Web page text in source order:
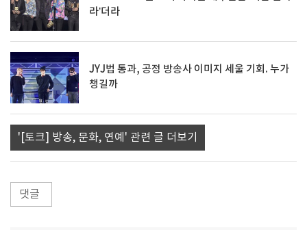
라’더라
JYJ법 통과, 공정 방송사 이미지 세울 기회. 누가
챙길까
'[토크] 방송, 문화, 연예' 관련 글 더보기
댓글